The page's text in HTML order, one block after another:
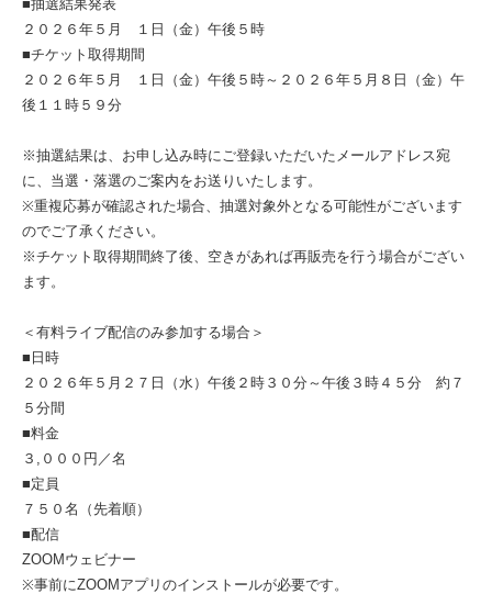
■抽選結果発表
２０２６年５月 １日（金）午後５時
■チケット取得期間
２０２６年５月 １日（金）午後５時～２０２６年５月８日（金）午
後１１時５９分
※抽選結果は、お申し込み時にご登録いただいたメールアドレス宛
に、当選・落選のご案内をお送りいたします。
※重複応募が確認された場合、抽選対象外となる可能性がございます
のでご了承ください。
※チケット取得期間終了後、空きがあれば再販売を行う場合がござい
ます。
＜有料ライブ配信のみ参加する場合＞
■日時
２０２６年５月２７日（水）午後２時３０分～午後３時４５分 約７
５分間
■料金
３,０００円／名
■定員
７５０名（先着順）
■配信
ZOOMウェビナー
※事前にZOOMアプリのインストールが必要です。